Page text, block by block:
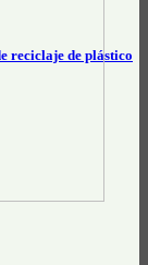
reciclaje de plástico